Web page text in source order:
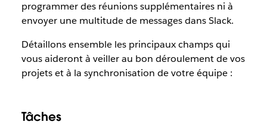
programmer des réunions supplémentaires ni à
envoyer une multitude de messages dans Slack.
Détaillons ensemble les principaux champs qui
vous aideront à veiller au bon déroulement de vos
projets et à la synchronisation de votre équipe :
Tâches